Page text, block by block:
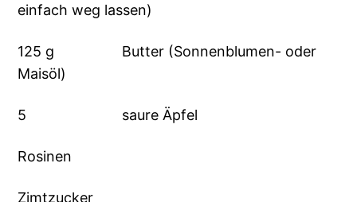
einfach weg lassen)
125 g Butter (Sonnenblumen- oder
Maisöl)
5 saure Äpfel
Rosinen
Zimtzucker